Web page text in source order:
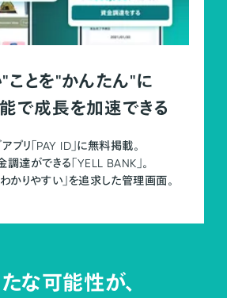
ことを"かんたん"に
で成長を加速できる
プリ「PAY ID」に無料掲載。
達ができる「YELL BANK」。
わかりやすい」を追求した管理画面。
な可能性が、